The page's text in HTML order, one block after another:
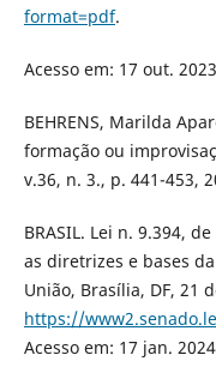
format=pdf.
Acesso em: 17 out.
BEHRENS, Marilda
formação ou
v.36, n. 3., p. 441-453,
BRASIL. Lei n. 9.394,
as diretrizes e bases
União, Brasília, DF, 21
https://
Acesso em: 17 jan.